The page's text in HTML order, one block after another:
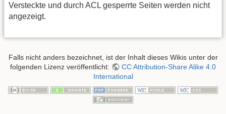
Versteckte und durch ACL gesperrte Seiten werden nicht
angezeigt.
Falls nicht anders bezeichnet, ist der Inhalt dieses Wikis unter der
folgenden Lizenz veröffentlicht:
CC Attribution-Share Alike 4.0
International